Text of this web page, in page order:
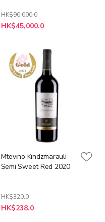
HK$90,000.0
特
殊
HK$45,000.0
Mtevino Kindzmarauli
Semi Sweet Red 2020
HK$320.0
特
殊
HK$238.0